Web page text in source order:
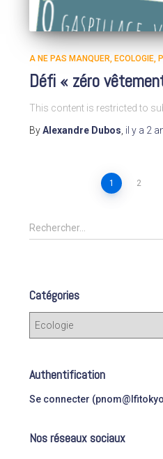
A NE PAS MANQUER ECOLOGIE
Défi « zéro
This content is restricted to
ByAlexandre Dubos il y a 2
Pagination
des
1 2
R
e
r
c
Rechercher…
Catégories
C
g
o
e
Authentification
Se connecter
Nos réseaux sociaux